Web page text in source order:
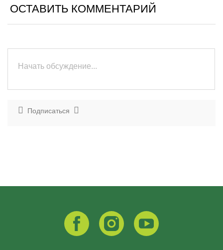
ОСТАВИТЬ КОММЕНТАРИЙ
Подписаться